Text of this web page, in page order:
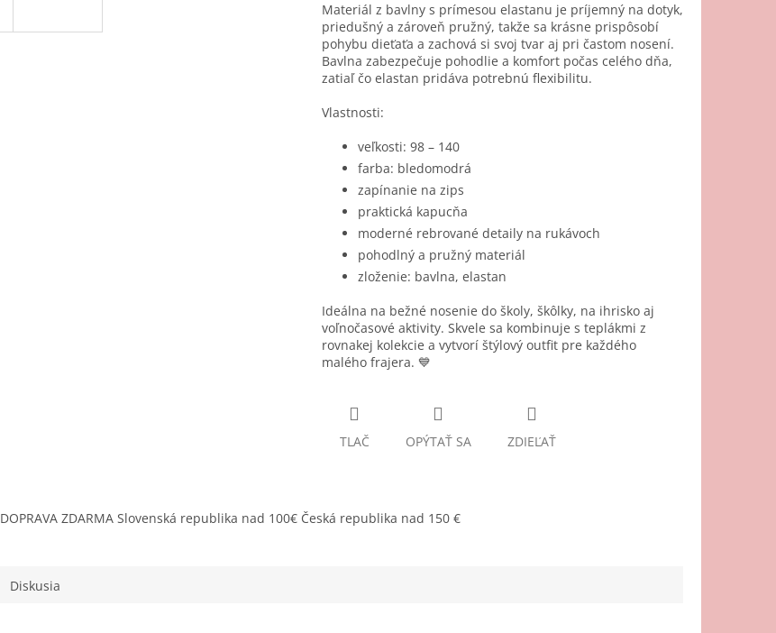
Materiál z bavlny s prímesou elastanu je príjemný na dotyk,
priedušný a zároveň pružný, takže sa krásne prispôsobí
pohybu dieťaťa a zachová si svoj tvar aj pri častom nosení.
Bavlna zabezpečuje pohodlie a komfort počas celého dňa,
zatiaľ čo elastan pridáva potrebnú flexibilitu.
Vlastnosti:
veľkosti: 98 – 140
farba: bledomodrá
zapínanie na zips
praktická kapucňa
moderné rebrované detaily na rukávoch
pohodlný a pružný materiál
zloženie: bavlna, elastan
Ideálna na bežné nosenie do školy, škôlky, na ihrisko aj
voľnočasové aktivity. Skvele sa kombinuje s teplákmi z
rovnakej kolekcie a vytvorí štýlový outfit pre každého
malého frajera. 💙
TLAČ OPÝTAŤ SA ZDIEĽAŤ
DOPRAVA ZDARMA Slovenská republika nad 100€ Česká republika nad 150 €
Diskusia